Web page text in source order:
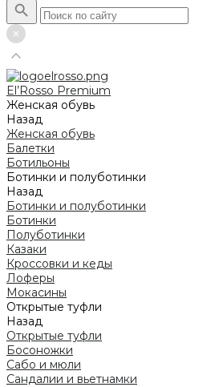
El’Rosso Premium
Женская обувь
Назад
Женская обувь
Балетки
Ботильоны
Ботинки и полуботинки
Назад
Ботинки и полуботинки
Ботинки
Полуботинки
Казаки
Кроссовки и кеды
Лоферы
Мокасины
Открытые туфли
Назад
Открытые туфли
Босоножки
Сабо и мюли
Сандалии и вьетнамки